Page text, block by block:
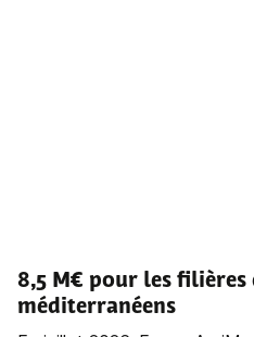
8,5 M€ pour les
méditerranéens